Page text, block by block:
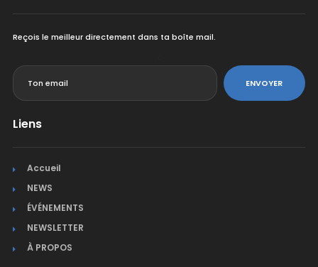
Reçois le meilleur directement dans ta boîte mail.
ENVOYER
Liens
Accueil
NEWS
ÉVÉNEMENTS
NEWSLETTER
À PROPOS